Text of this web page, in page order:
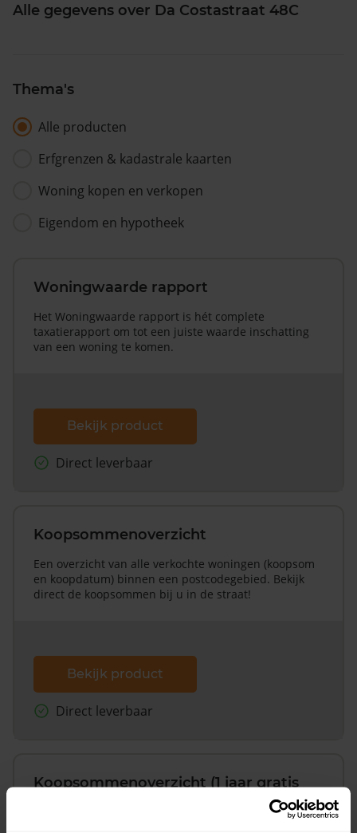
Alle gegevens over Da Costastraat 48C
Thema's
Alle producten
Erfgrenzen & kadastrale kaarten
Woning kopen en verkopen
Eigendom en hypotheek
Woningwaarde rapport
Het Woningwaarde rapport is hét complete
taxatierapport om tot een juiste waarde inschatting
van een woning te komen.
Bekijk product
Direct leverbaar
Koopsommenoverzicht
Een overzicht van alle verkochte woningen (koopsom
en koopdatum) binnen een postcodegebied. Bekijk
direct de koopsommen bij u in de straat!
Bekijk product
Direct leverbaar
Koopsommenoverzicht (1 jaar gratis